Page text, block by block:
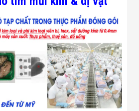
Khuôn Mặt
Hệ Thống Điện
Nhẹ
Thiết Bị Theo
Ngành
Thiết Bị Ngành
Thực Phẩm
Thiết Bị Ngành
Thực Phẩm
Matrixcope
Thiết Bị Ngành